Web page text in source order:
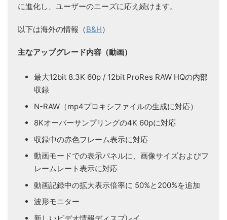
に進化し、ユーザーのニーズに応え続けます。
以下は海外の情報（B&H）
主なアップグレード内容（動画）
最大12bit 8.3K 60p / 12bit ProRes RAW HQの内部
収録
N-RAW（mp4プロキシファイルの生成に対応）
8Kオーバーサンプリングの4K 60pに対応
収録中の赤色フレーム表示に対応
動画モードでの表示パネルに、画像サイズおよびフ
レームレート表示に対応
動画記録中の拡大表示倍率に 50%と200%を追加
波形モニター
新しいビデオ情報ディスプレイ